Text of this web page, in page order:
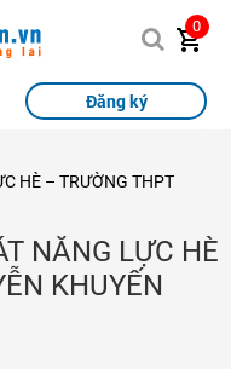
0
Đăng ký
HÈ – TRƯỜNG THPT
NĂNG LỰC HÈ
KHUYẾN